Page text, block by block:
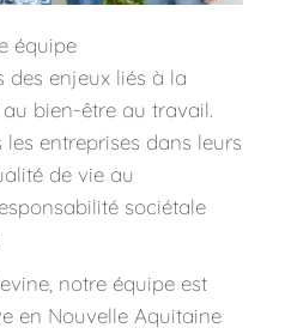
équipe
des enjeux liés à la
bien-être au travail.
entreprises dans leurs
de vie au
sociétale
notre équipe est
en Nouvelle Aquitaine